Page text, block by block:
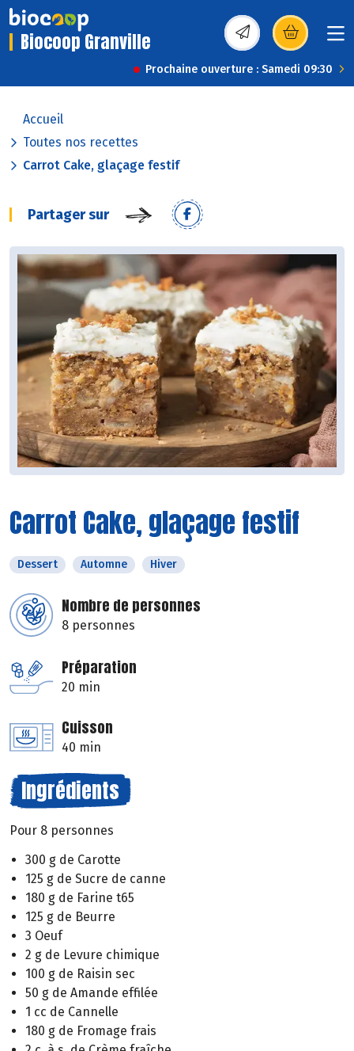
Biocoop Granville (s’ouvre dans une
Prochaine ouverture : Samedi 09:30
Accueil
Toutes nos recettes
Carrot Cake, glaçage festif
Partager sur
Carrot Cake, glaçage festif
Dessert Automne Hiver
Nombre de personnes
8 personnes
Préparation
20 min
Cuisson
40 min
Ingrédients
Pour 8 personnes
300 g de Carotte
125 g de Sucre de canne
180 g de Farine t65
125 g de Beurre
3 Oeuf
2 g de Levure chimique
100 g de Raisin sec
50 g de Amande effilée
1 cc de Cannelle
180 g de Fromage frais